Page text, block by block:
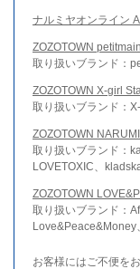
ナルミヤオンライン
ZOZOTOWN
取り扱いブランド：
ZOZOTOWN X-girl
取り扱いブランド：
ZOZOTOWN
取り扱いブランド：
LOVETOXIC、
ZOZOTOWN
取り扱いブランド：
Love&Peace&Money
お客様にはご不便を